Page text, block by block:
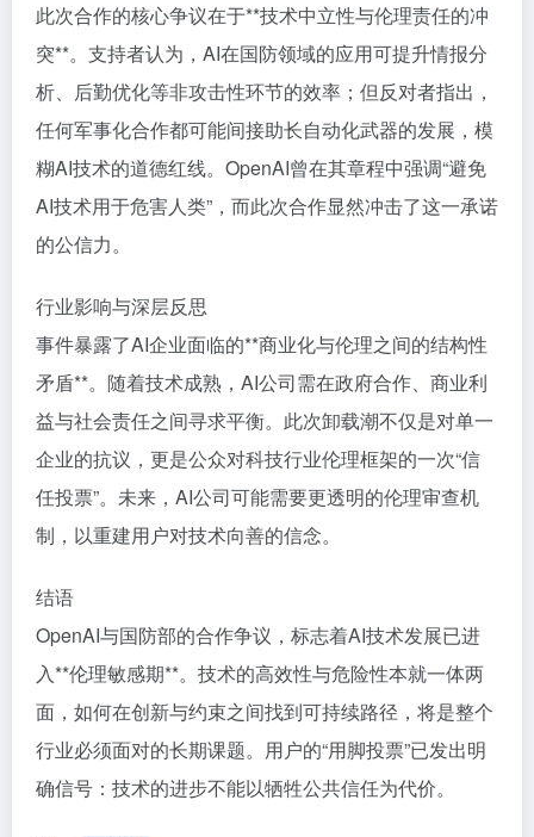
此次合作的核心争议在于**技术中立性与伦理责任的冲
突**。支持者认为，AI在国防领域的应用可提升情报分
析、后勤优化等非攻击性环节的效率；但反对者指出，
任何军事化合作都可能间接助长自动化武器的发展，模
糊AI技术的道德红线。OpenAI曾在其章程中强调“避免
AI技术用于危害人类”，而此次合作显然冲击了这一承诺
的公信力。
行业影响与深层反思
事件暴露了AI企业面临的**商业化与伦理之间的结构性
矛盾**。随着技术成熟，AI公司需在政府合作、商业利
益与社会责任之间寻求平衡。此次卸载潮不仅是对单一
企业的抗议，更是公众对科技行业伦理框架的一次“信
任投票”。未来，AI公司可能需要更透明的伦理审查机
制，以重建用户对技术向善的信念。
结语
OpenAI与国防部的合作争议，标志着AI技术发展已进
入**伦理敏感期**。技术的高效性与危险性本就一体两
面，如何在创新与约束之间找到可持续路径，将是整个
行业必须面对的长期课题。用户的“用脚投票”已发出明
确信号：技术的进步不能以牺牲公共信任为代价。